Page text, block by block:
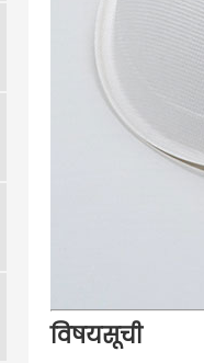
विषयसूची